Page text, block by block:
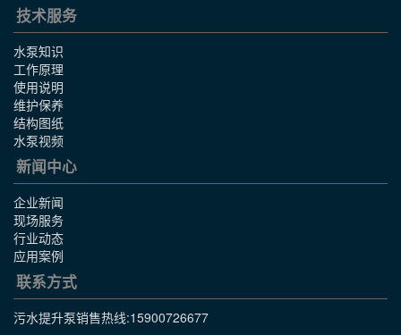
技术服务
水泵知识
工作原理
使用说明
维护保养
结构图纸
水泵视频
新闻中心
企业新闻
现场服务
行业动态
应用案例
联系方式
污水提升泵销售热线:15900726677